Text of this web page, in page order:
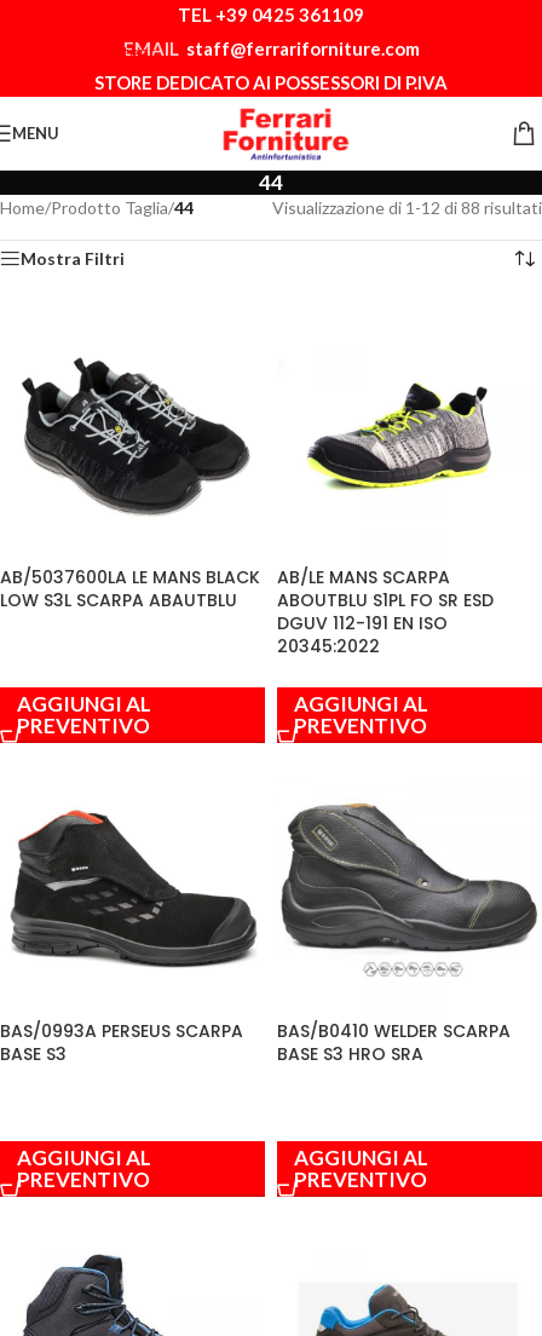
Skip to main content
TEL +39 0425 361109
EMAIL staff@ferrariforniture.com
STORE DEDICATO AI POSSESSORI DI P.IVA
MENU
44
Home/Prodotto Taglia/44 Visualizzazione di 1-12 di 88 risultati
Mostra Filtri
AB/5037600LA LE MANS BLACK
LOW S3L SCARPA ABAUTBLU
AGGIUNGI AL
PREVENTIVO
AB/LE MANS SCARPA
ABOUTBLU S1PL FO SR ESD
DGUV 112-191 EN ISO
20345:2022
AGGIUNGI AL
PREVENTIVO
BAS/0993A PERSEUS SCARPA
BASE S3
AGGIUNGI AL
PREVENTIVO
BAS/B0410 WELDER SCARPA
BASE S3 HRO SRA
AGGIUNGI AL
PREVENTIVO